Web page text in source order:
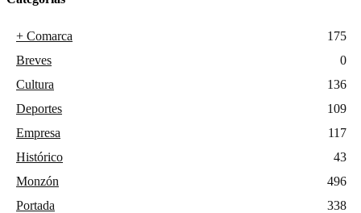
+ Comarca
175
Breves
0
Cultura
136
Deportes
109
Empresa
117
Histórico
43
Monzón
496
Portada
338